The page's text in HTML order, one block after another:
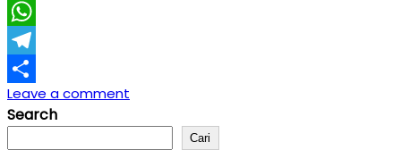
X
WhatsApp
Telegram
Share
Leave a comment
Search
Cari